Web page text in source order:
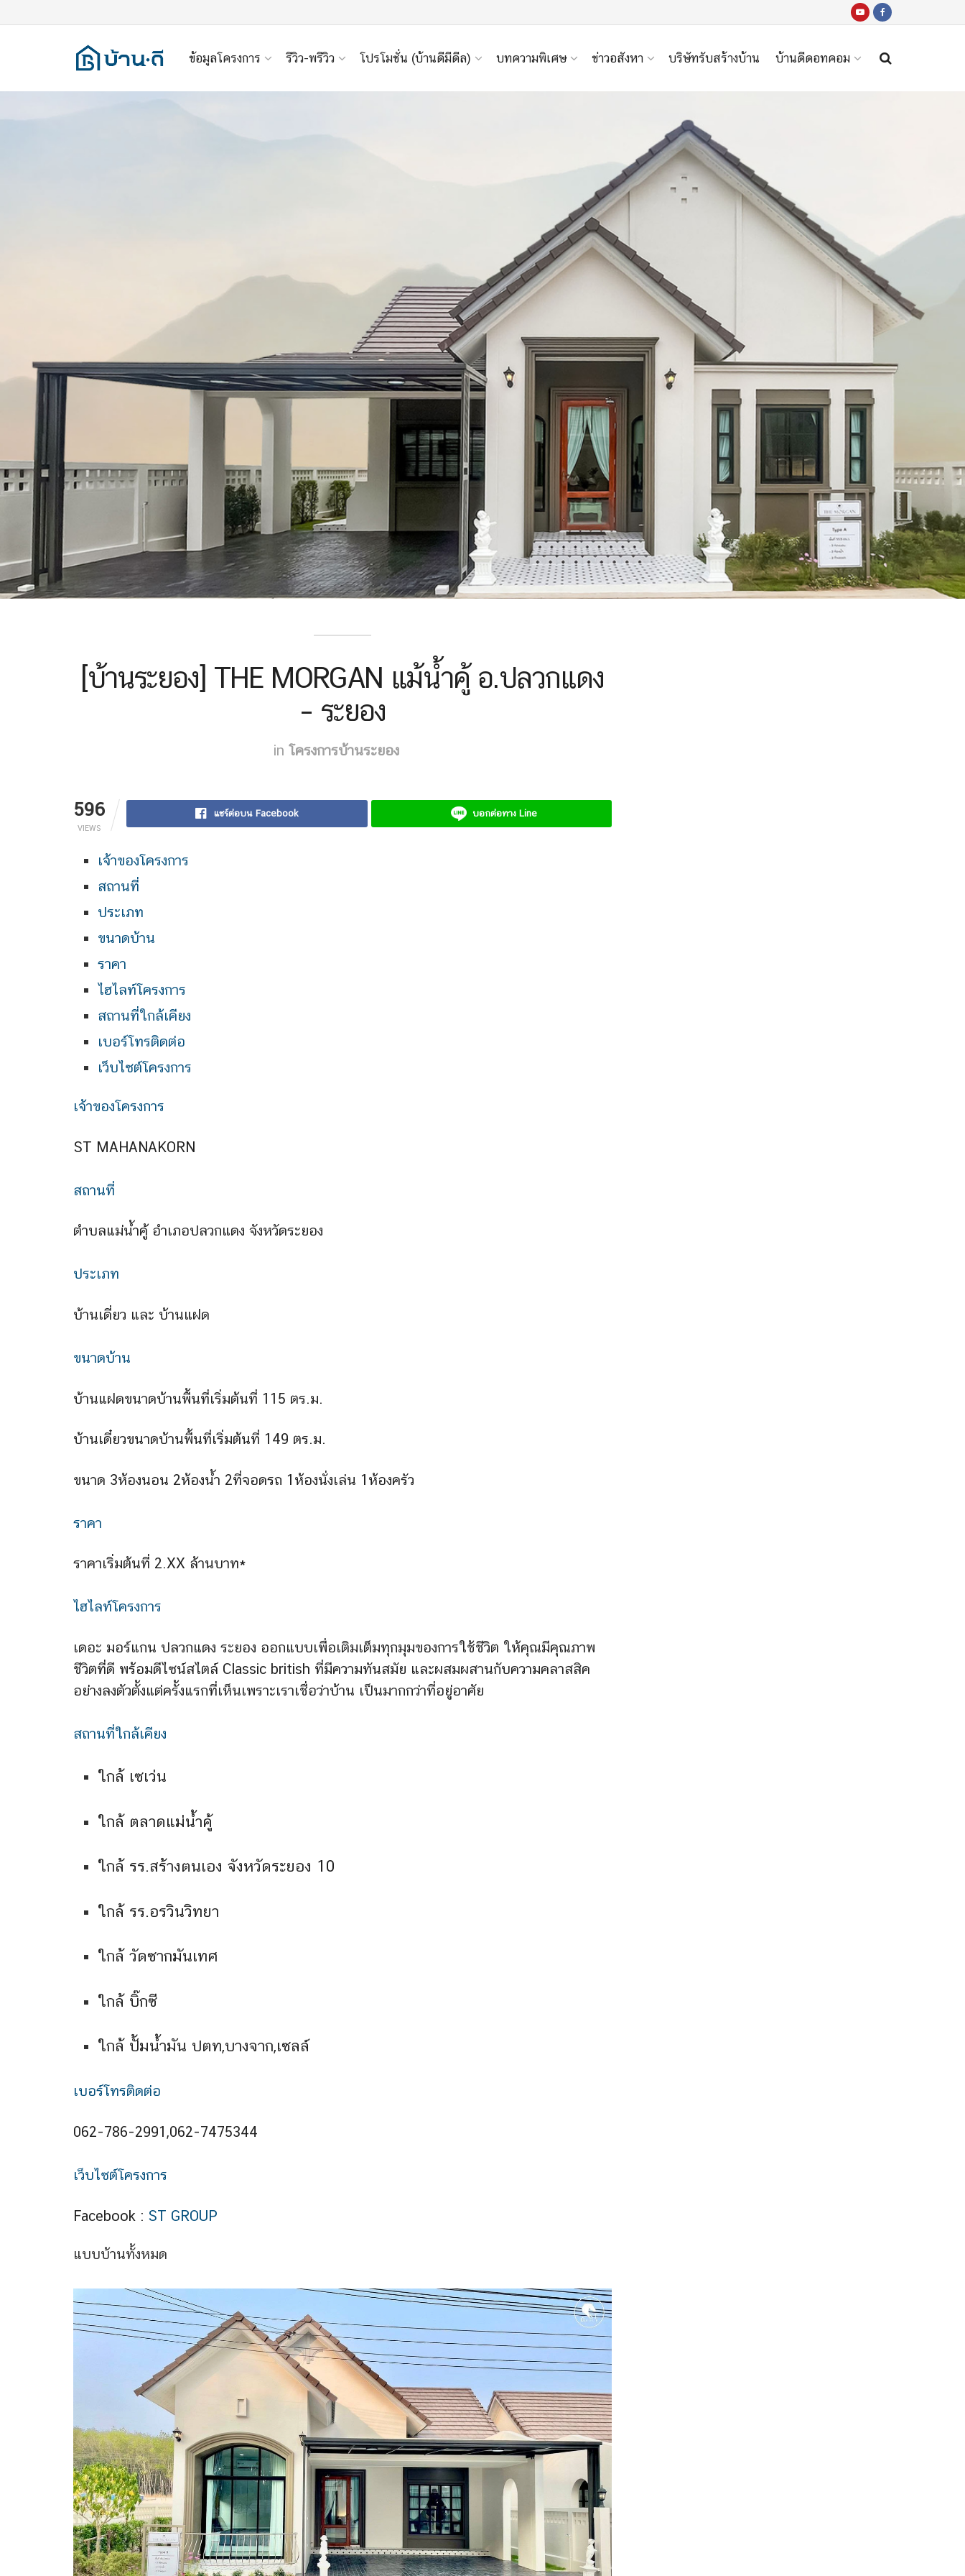
ข้อมูลโครงการ รีวิว-พรีวิว โปรโมชั่น (บ้านดีมีดีล) บทความพิเศษ ข่าวอสังหา บริษัทรับสร้างบ้าน บ้านดีดอทคอม
[บ้านระยอง] THE MORGAN แม้น้ำคู้ อ.ปลวกแดง
– ระยอง
in โครงการบ้านระยอง
596
VIEWS
แชร์ต่อบน Facebook บอกต่อทาง Line
เจ้าของโครงการ
สถานที่
ประเภท
ขนาดบ้าน
ราคา
ไฮไลท์โครงการ
สถานที่ใกล้เคียง
เบอร์โทรติดต่อ
เว็บไซต์โครงการ
เจ้าของโครงการ
ST MAHANAKORN
สถานที่
ตำบลแม่น้ำคู้ อำเภอปลวกแดง จังหวัดระยอง
ประเภท
บ้านเดี่ยว และ บ้านแฝด
ขนาดบ้าน
บ้านแฝดขนาดบ้านพื้นที่เริ่มต้นที่ 115 ตร.ม.
บ้านเดี๋ยวขนาดบ้านพื้นที่เริ่มต้นที่ 149 ตร.ม.
ขนาด 3ห้องนอน 2ห้องน้ำ 2ที่จอดรถ 1ห้องนั่งเล่น 1ห้องครัว
ราคา
ราคาเริ่มต้นที่ 2.XX ล้านบาท*
ไฮไลท์โครงการ
เดอะ มอร์แกน ปลวกแดง ระยอง ออกแบบเพื่อเติมเต็มทุกมุมของการใช้ชีวิต ให้คุณมีคุณภาพ
ชีวิตที่ดี พร้อมดีไซน์สไตล์ Classic british ที่มีความทันสมัย และผสมผสานกับความคลาสสิค
อย่างลงตัวตั้งแต่ครั้งแรกที่เห็นเพราะเราเชื่อว่าบ้าน เป็นมากกว่าที่อยู่อาศัย
สถานที่ใกล้เคียง
ใกล้ เซเว่น
ใกล้ ตลาดแม่น้ำคู้
ใกล้ รร.สร้างตนเอง จังหวัดระยอง 10
ใกล้ รร.อรวินวิทยา
ใกล้ วัดซากมันเทศ
ใกล้ บิ๊กซี
ใกล้ ปั้มน้ำมัน ปตท,บางจาก,เซลล์
เบอร์โทรติดต่อ
062-786-2991,062-7475344
เว็บไซต์โครงการ
Facebook : ST GROUP
แบบบ้านทั้งหมด